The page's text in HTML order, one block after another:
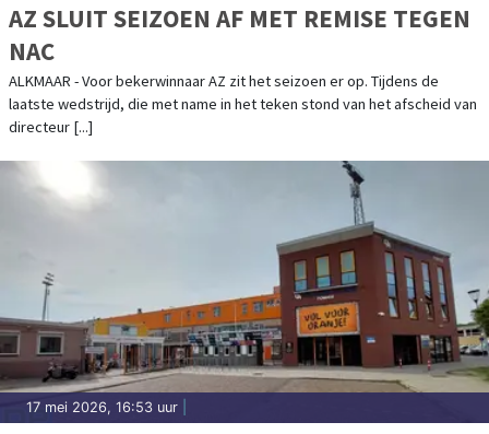
AZ SLUIT SEIZOEN AF MET REMISE TEGEN
NAC
ALKMAAR - Voor bekerwinnaar AZ zit het seizoen er op. Tijdens de
laatste wedstrijd, die met name in het teken stond van het afscheid van
directeur [...]
17 mei 2026, 16:53 uur